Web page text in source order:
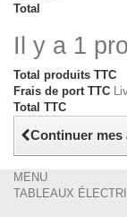
Total
Il y a 1
Total produits TTC
Frais de port TTC
Total TTC
Continuer mes
MENU
TABLEAUX